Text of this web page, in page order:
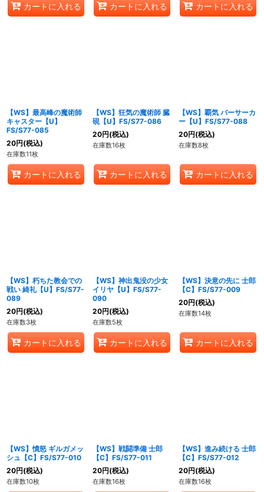
カートに入れる カートに入れる カートに入れる
【WS】最高峰の魔術師
キャスター【U】
FS/S77-085
20円(税込)
在庫数11枚
カートに入れる
【WS】狂気の魔術師 臓
硯【U】FS/S77-086
20円(税込)
在庫数16枚
カートに入れる
【WS】覇気 バーサーカ
ー【U】FS/S77-088
20円(税込)
在庫数8枚
カートに入れる
【WS】朽ちた教会での
戦い 綺礼【U】FS/S77-
089
20円(税込)
在庫数3枚
カートに入れる
【WS】神出鬼没の少女
イリヤ【U】FS/S77-
090
20円(税込)
在庫数5枚
カートに入れる
【WS】決意の先に 士郎
【C】FS/S77-009
20円(税込)
在庫数14枚
カートに入れる
【WS】憤怒 ギルガメッ
シュ【C】FS/S77-010
20円(税込)
在庫数10枚
【WS】戦闘準備 士郎
【C】FS/S77-011
20円(税込)
在庫数16枚
【WS】進み続ける 士郎
【C】FS/S77-012
20円(税込)
在庫数16枚